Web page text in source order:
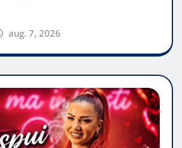
aug. 7, 2026